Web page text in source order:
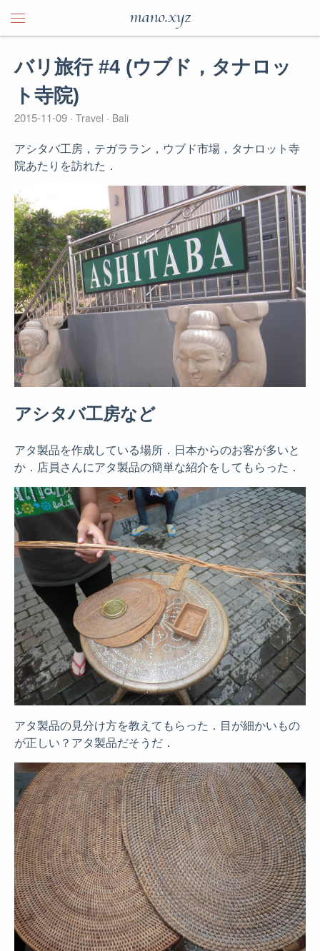
mano.xyz
バリ旅行 #4 (ウブド，タナロッ
ト寺院)
2015-11-09 Travel Bali
アシタバ工房，テガララン，ウブド市場，タナロット寺
院あたりを訪れた．
アシタバ工房など
アタ製品を作成している場所．日本からのお客が多いと
か．店員さんにアタ製品の簡単な紹介をしてもらった．
アタ製品の見分け方を教えてもらった．目が細かいもの
が正しい？アタ製品だそうだ．